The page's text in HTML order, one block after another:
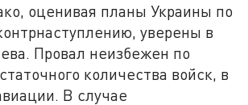
оценивая планы Украины по
уверены в
Провал неизбежен по
количества войск, в
В случае